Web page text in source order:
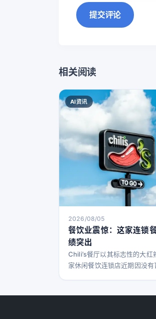
提交评论
相关阅读
AI资讯
2026/08/05
餐饮业震惊：这家连锁
绩突出
Chili’s餐厅以其标志性的大
家休闲餐饮连锁店近期因没